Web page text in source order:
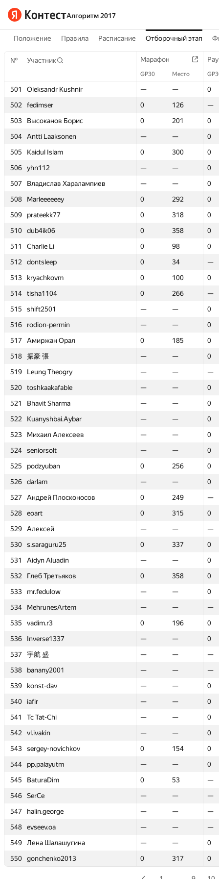
Алгоритм 2017
Положение Правила Расписание Отборочный этап
№ Участник Марафон
GP30 Место
501 Oleksandr Kushnir — —
0
502
fedimser 0 126
—
503
Высоканов Борис 0 201
0
504
Antti Laaksonen — —
0
505
Kaidul Islam 0 300
0
506
yhn112 — —
0
507
Владислав Харалампиев — —
0
508
Marleeeeeey 0 292
0
509
prateekk77 0 318
0
510
dub4ik06 0 358
0
511
Charlie Li 0 98
0
512
dontsleep 0 34
—
513
kryachkovm 0 100
0
514
tisha1104 0 266
—
515
shift2501 — —
0
516
rodion-permin — —
0
517
Амиржан Орал 0 185
0
518
振豪 張 — —
0
519
Leung Theogry — —
—
520
toshkaakafable — —
0
521
Bhavit Sharma — —
0
522
Kuanyshbai.Aybar — —
0
523
Михаил Алексеев — —
0
524
seniorsolt — —
0
525
podzyuban 0 256
0
526
darlam — —
0
527
Андрей Плосконосов 0 249
—
528
eoart 0 315
0
529
Алексей — —
—
530
s.saraguru25 0 337
0
531
Aidyn Aluadin — —
0
532
Глеб Третьяков 0 358
0
533
mr.fedulow — —
0
534
MehrunesArtem — —
—
535
vadim.r3 0 196
0
536
Inverse1337 — —
0
537
宇航 盛 — —
—
538
banany2001 — —
—
539
konst-dav — —
0
540
iafir — —
0
541
Tc Tat-Chi — —
0
542
vl.ivakin — —
0
543
sergey-novichkov 0 154
0
544
pp.palayutm — —
0
545
BaturaDim 0 53
—
546
SerCe — —
—
547
halin.george — —
—
548
evseev.oa — —
—
549
Лена Шалашугина — —
0
550
gonchenko2013 0 317 0
№ Участник Марафон
GP30 Место
501 Oleksandr Kushnir — —
0
502
fedimser 0 126
—
503
Высоканов Борис 0 201
0
504
Antti Laaksonen — —
0
505
Kaidul Islam 0 300
0
506
yhn112 — —
0
507
Владислав Харалампиев — —
0
508
Marleeeeeey 0 292
0
509
prateekk77 0 318
0
510
dub4ik06 0 358
0
511
Charlie Li 0 98
0
512
dontsleep 0 34
—
513
kryachkovm 0 100
0
514
tisha1104 0 266
—
515
shift2501 — —
0
516
rodion-permin — —
0
517
Амиржан Орал 0 185
0
518
振豪 張 — —
0
519
Leung Theogry — —
—
520
toshkaakafable — —
0
521
Bhavit Sharma — —
0
522
Kuanyshbai.Aybar — —
0
523
Михаил Алексеев — —
0
524
seniorsolt — —
0
525
podzyuban 0 256
0
526
darlam — —
0
527
Андрей Плосконосов 0 249
—
528
eoart 0 315
0
529
Алексей — —
—
530
s.saraguru25 0 337
0
531
Aidyn Aluadin — —
0
532
Глеб Третьяков 0 358
0
533
mr.fedulow — —
0
534
MehrunesArtem — —
—
535
vadim.r3 0 196
0
536
Inverse1337 — —
0
537
宇航 盛 — —
—
538
banany2001 — —
—
539
konst-dav — —
0
540
iafir — —
0
541
Tc Tat-Chi — —
0
542
vl.ivakin — —
0
543
sergey-novichkov 0 154
0
544
pp.palayutm — —
0
545
BaturaDim 0 53
—
546
SerCe — —
—
547
halin.george — —
—
548
evseev.oa — —
—
549
Лена Шалашугина — —
0
550
gonchenko2013 0 317 0